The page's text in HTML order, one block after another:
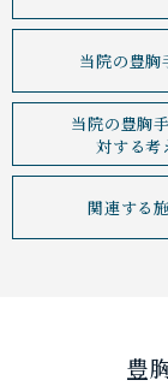
当院の豊胸
当院の豊胸
対する考
関連する
豊